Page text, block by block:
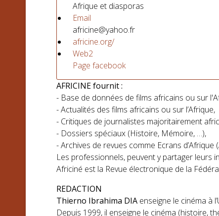
Afrique et diasporas
Email
africine@yahoo.fr
africine.org/
Web2
Page facebook
AFRICINE fournit :
- Base de données de films africains ou sur
- Actualités des films africains ou sur l’Afrique,
- Critiques de journalistes majoritairement
- Dossiers spéciaux (Histoire, Mémoire, …),
- Archives de revues comme Ecrans d’Afrique
Les professionnels, peuvent y partager leurs
Africiné est la Revue électronique de la
REDACTION
Thierno Ibrahima DIA enseigne le cinéma à
Depuis 1999, il enseigne le cinéma (histoire,